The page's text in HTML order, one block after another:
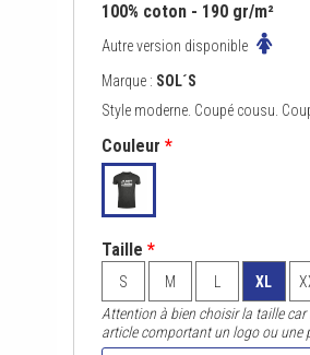
100% coton - 190 gr/m²
Autre version disponible
Marque : SOL´S
Style moderne. Coupé cousu.
Couleur *
Taille *
S M XL
Attention à bien choisir la taille
article comportant un logo ou une